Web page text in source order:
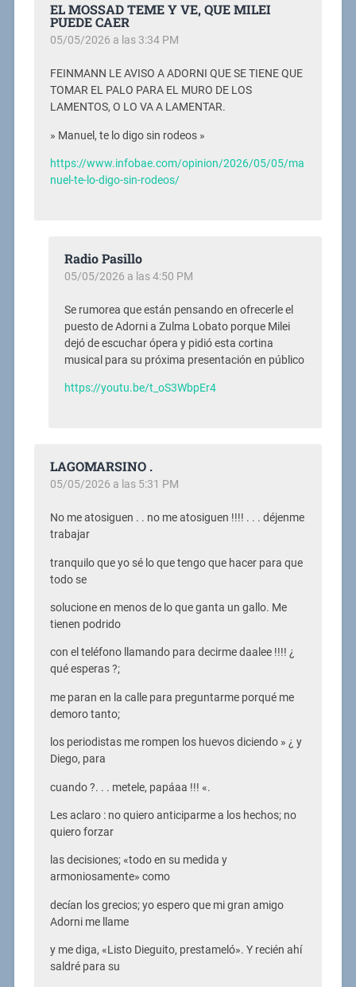
EL MOSSAD TEME Y VE, QUE MILEI
PUEDE CAER
05/05/2026 a las 3:34 PM
FEINMANN LE AVISO A ADORNI QUE SE TIENE QUE
TOMAR EL PALO PARA EL MURO DE LOS
LAMENTOS, O LO VA A LAMENTAR.
» Manuel, te lo digo sin rodeos »
https://www.infobae.com/opinion/2026/05/05/ma
nuel-te-lo-digo-sin-rodeos/
Radio Pasillo
05/05/2026 a las 4:50 PM
Se rumorea que están pensando en ofrecerle el
puesto de Adorni a Zulma Lobato porque Milei
dejó de escuchar ópera y pidió esta cortina
musical para su próxima presentación en público
https://youtu.be/t_oS3WbpEr4
LAGOMARSINO .
05/05/2026 a las 5:31 PM
No me atosiguen . . no me atosiguen !!!! . . . déjenme
trabajar
tranquilo que yo sé lo que tengo que hacer para que
todo se
solucione en menos de lo que ganta un gallo. Me
tienen podrido
con el teléfono llamando para decirme daalee !!!! ¿
qué esperas ?;
me paran en la calle para preguntarme porqué me
demoro tanto;
los periodistas me rompen los huevos diciendo » ¿ y
Diego, para
cuando ?. . . metele, papáaa !!! «.
Les aclaro : no quiero anticiparme a los hechos; no
quiero forzar
las decisiones; «todo en su medida y
armoniosamente» como
decían los grecios; yo espero que mi gran amigo
Adorni me llame
y me diga, «Listo Dieguito, prestameló». Y recién ahí
saldré para su